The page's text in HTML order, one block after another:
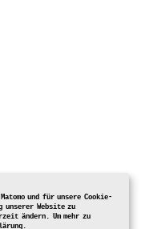
und für unsere Cookie-
unserer Website zu
ändern. Um mehr zu
.